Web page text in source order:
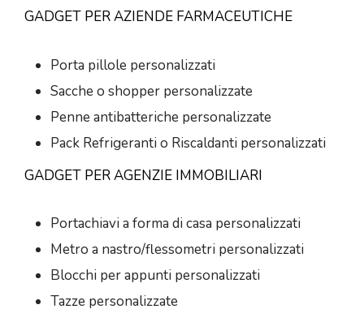
GADGET PER AZIENDE FARMACEUTICHE
Porta pillole personalizzati
Sacche o shopper personalizzate
Penne antibatteriche personalizzate
Pack Refrigeranti o Riscaldanti personalizzati
GADGET PER AGENZIE IMMOBILIARI
Portachiavi a forma di casa personalizzati
Metro a nastro/flessometri personalizzati
Blocchi per appunti personalizzati
Tazze personalizzate